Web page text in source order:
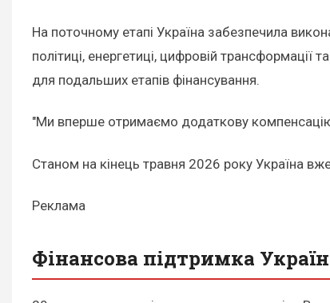
На поточному етапі Україна забезпечила
політиці, енергетиці, цифровій
для подальших етапів фінансування.
"Ми вперше отримаємо додаткову
Станом на кінець травня 2026 року Україна
Реклама
Фінансова підтримка